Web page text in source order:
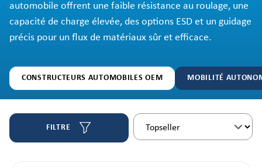
automobile offrent une faible résistance au roulage, une
capacité de charge élevée, des options ESD et un guidage
précis pour un flux de matériaux sûr et efficace.
CONSTRUCTEURS AUTOMOBILES OEM MOBILITÉ
FILTRE